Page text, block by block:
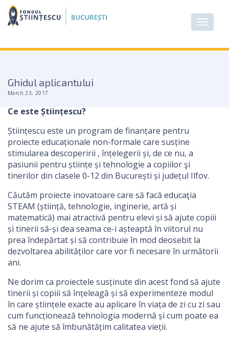
Ghidul aplicantului
March 23, 2017
Ce este Științescu?
Științescu este un program de finanțare pentru
proiecte educaționale non-formale care susține
stimularea descoperirii , înțelegerii și, de ce nu, a
pasiunii pentru științe și tehnologie a copiilor şi
tinerilor din clasele 0-12 din București și județul Ilfov.
Căutăm proiecte inovatoare care să facă educaţia
STEAM (știință, tehnologie, inginerie, artă și
matematică) mai atractivă pentru elevi și să ajute copiii
și tinerii să-și dea seama ce-i așteaptă în viitorul nu
prea îndepărtat și să contribuie în mod deosebit la
dezvoltarea abilităților care vor fi necesare în următorii
ani.
Ne dorim ca proiectele susținute din acest fond să ajute
tinerii și copiii să înțeleagă și să experimenteze modul
în care științele exacte au aplicare în viața de zi cu zi sau
cum funcționează tehnologia modernă și cum poate ea
să ne ajute să îmbunătățim calitatea vieții.